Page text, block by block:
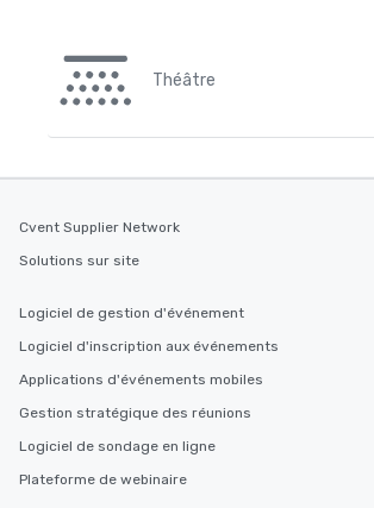
Théâtre
Cvent Supplier Network
Solutions sur site
Logiciel de gestion d'événement
Logiciel d'inscription aux événements
Applications d'événements mobiles
Gestion stratégique des réunions
Logiciel de sondage en ligne
Plateforme de webinaire